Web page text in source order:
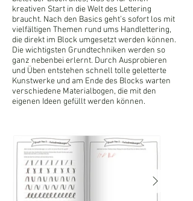
kreativen Start in die Welt des Lettering
braucht. Nach den Basics geht’s sofort los mit
vielfältigen Themen rund ums Handlettering,
die direkt im Block umgesetzt werden können.
Die wichtigsten Grundtechniken werden so
ganz nebenbei erlernt. Durch Ausprobieren
und Üben entstehen schnell tolle geletterte
Kunstwerke und am Ende des Blocks warten
verschiedene Materialbogen, die mit den
eigenen Ideen gefüllt werden können.